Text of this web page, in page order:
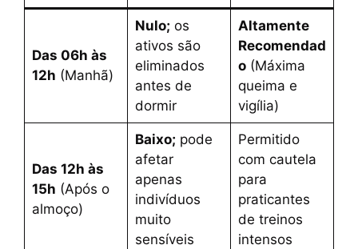
Das 06h às
12h (Manhã)
Nulo; os
ativos são
eliminados
antes de
dormir
Altamente
Recomendad
o(Máxima
queima e
vigília)
Das 12h às
15h (Após o
almoço)
Baixo; pode
afetar
apenas
indivíduos
muito
sensíveis
Permitido
com cautela
para
praticantes
de treinos
intensos